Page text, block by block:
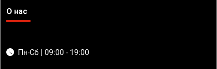
О нас
Пн-Сб | 09:00 - 19:00